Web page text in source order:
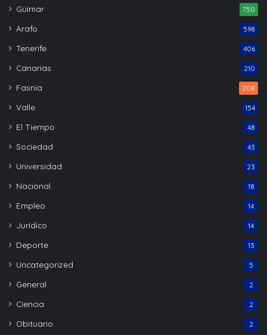
Güímar 750
Arafo 598
Tenerife 406
Canarias 210
Fasnia 208
Valle 154
El Tiempo 48
Sociedad 43
Universidad 23
Nacional 18
Empleo 14
Jurídico 14
Deporte 13
Uncategorized 5
General 2
Ciencia 2
Obituario 2